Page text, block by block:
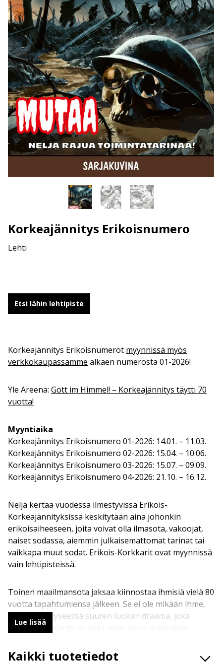
Korkeajännitys Erikoisnumero
Lehti
Etsi lähin lehtipiste
Korkeajännitys Erikoisnumerot myynnissä myös
verkkokaupassamme alkaen numerosta 01-2026!
Yle Areena: Gott im Himmel! – Korkeajännitys täytti 70
vuotta!
Myyntiaika
Korkeajännitys Erikoisnumero 01-2026: 14.01. – 11.03.
Korkeajännitys Erikoisnumero 02-2026: 15.04. – 10.06.
Korkeajännitys Erikoisnumero 03-2026: 15.07. – 09.09.
Korkeajännitys Erikoisnumero 04-2026: 21.10. – 16.12.
Neljä kertaa vuodessa ilmestyvissä Erikois-
Korkeajännityksissä keskitytään aina johonkin
erikoisaiheeseen, joita voivat olla ilmasota, vakoojat,
naiset sodassa, aiemmin julkaisemattomat tarinat tai
vaikkapa muut sodat. Erikois-Korkkarit ovat myynnissä
vain lehtipisteissä.
Toinen maailmansota jaksaa kiinnostaa ihmisiä vielä 80
vuotta tapahtumiensa jälkeen. Se ei ole mikään ihme,
sillä olihan kyseessä suuren luokan draama, joka
kosketti tavalla tai toisella lähes koko maapallon
yhtäjaksoisesti 1950-luvulta lähtien, ja sota-aihe tuli
voimalla mukaan vuosikymmenen vaihtuessa. Kyseessä
Lue lisää
Kaikki tuotetiedot